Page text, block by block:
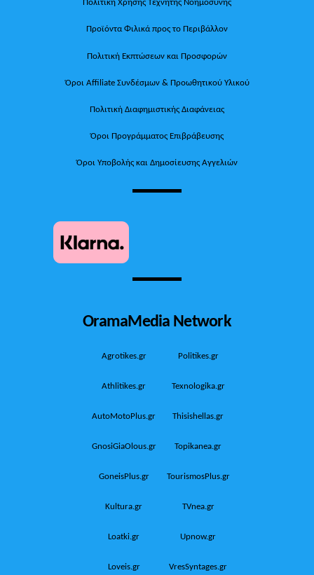
Προϊόντα Φιλικά προς το Περιβάλλον
Πολιτική Εκπτώσεων και Προσφορών
Όροι Affiliate Συνδέσμων & Προωθητικού Υλικού
Πολιτική Διαφημιστικής Διαφάνειας
Όροι Προγράμματος Επιβράβευσης
Όροι Υποβολής και Δημοσίευσης Αγγελιών
OramaMedia Network
Agrotikes.gr Politikes.gr
Athlitikes.gr Texnologika.gr
AutoMotoPlus.gr Thisishellas.gr
GnosiGiaOlous.gr Topikanea.gr
GoneisPlus.gr TourismosPlus.gr
Kultura.gr TVnea.gr
Loatki.gr Upnow.gr
Loveis.gr VresSyntages.gr